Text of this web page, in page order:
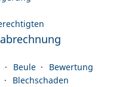
Beule
Bewertung
Blechschaden